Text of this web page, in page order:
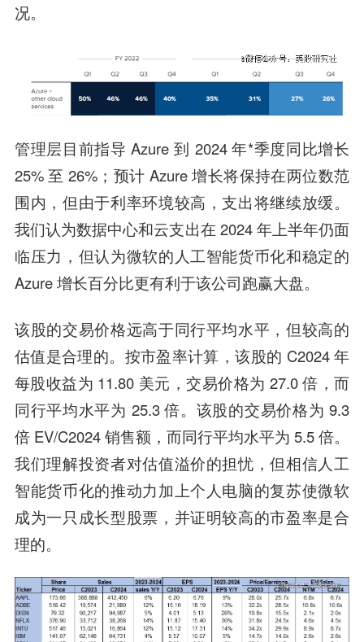
况。
管理层目前指导 Azure 到 2024 年*季度同比增长
25% 至 26%；预计 Azure 增长将保持在两位数范
围内，但由于利率环境较高，支出将继续放缓。
我们认为数据中心和云支出在 2024 年上半年仍面
临压力，但认为微软的人工智能货币化和稳定的
Azure 增长百分比更有利于该公司跑赢大盘。
该股的交易价格远高于同行平均水平，但较高的
估值是合理的。按市盈率计算，该股的 C2024 年
每股收益为 11.80 美元，交易价格为 27.0 倍，而
同行平均水平为 25.3 倍。该股的交易价格为 9.3
倍 EV/C2024 销售额，而同行平均水平为 5.5 倍。
我们理解投资者对估值溢价的担忧，但相信人工
智能货币化的推动力加上个人电脑的复苏使微软
成为一只成长型股票，并证明较高的市盈率是合
理的。